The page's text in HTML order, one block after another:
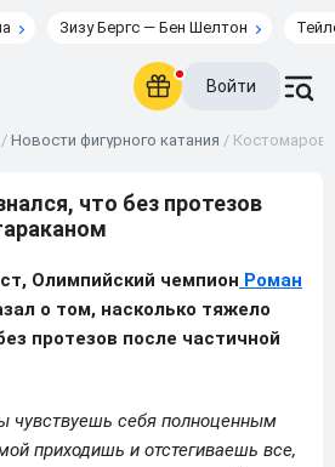
Зизу Бергс — Бен Шелтон
Войти
/ Новости фигурного катания / Костомаров
что без протезов
Олимпийский чемпион Роман
о том, насколько тяжело
протезов после частичной
чувствуешь себя полноценным
приходишь и отстегиваешь все,